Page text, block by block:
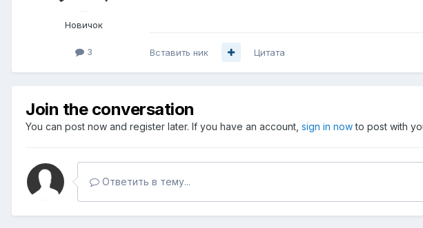
Новичок
3 Вставить ник Цитата
Join the conversation
You can post now and register later. If you have an account, sign in nowto post with
Ответить в тему...